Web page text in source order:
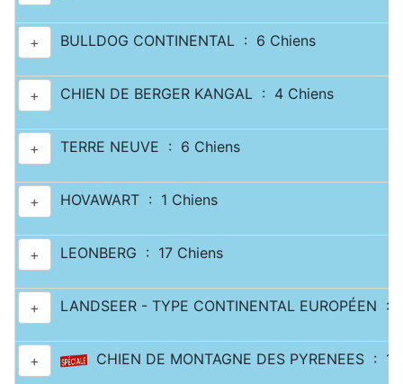
+ BULLDOG CONTINENTAL : 6 Chiens
+ CHIEN DE BERGER KANGAL : 4 Chiens
+ TERRE NEUVE : 6 Chiens
+ HOVAWART : 1 Chiens
+ LEONBERG : 17 Chiens
+ LANDSEER - TYPE CONTINENTAL EUROPÉEN :
+ CHIEN DE MONTAGNE DES PYRENEES :